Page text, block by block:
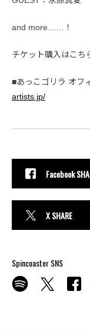
and more……！
チケット購入はこち
■あっこゴリラ オフ
artists.jp/
Facebook
X SHARE
Spincoaster SNS